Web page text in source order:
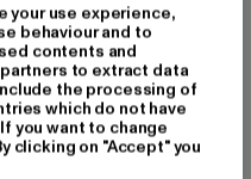
Baumwolle
|info@tbint.de
Ober-Ramstadt |
your use experience,
behaviour and to
contents and
to extract data
the processing of
which do not have
you want to change
clicking on "Accept" you